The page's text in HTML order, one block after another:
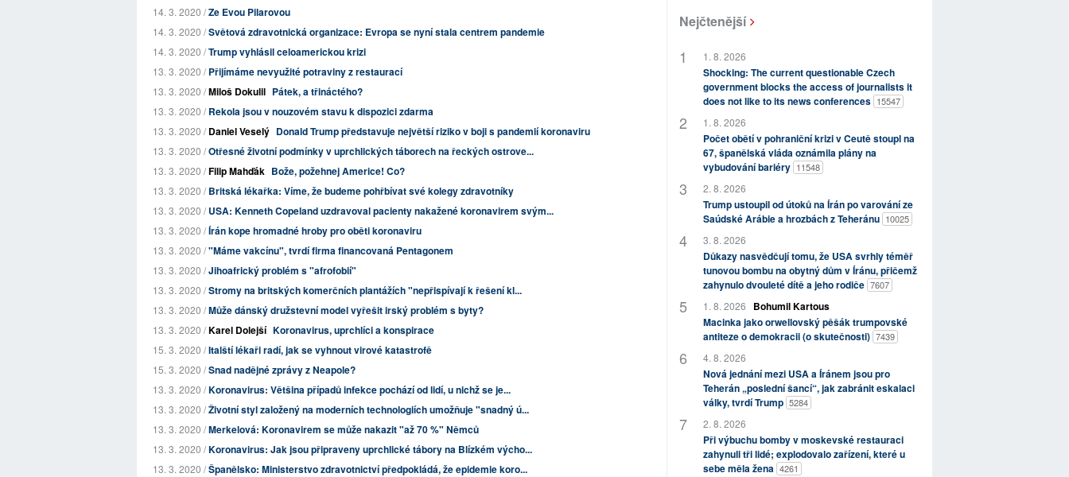
14. 3. 2020 /Ze Evou Pilarovou
14. 3. 2020 /Světová zdravotnická organizace: Evropa se nyní stala centrem pandemie
14. 3. 2020 /Trump vyhlásil celoamerickou krizi
13. 3. 2020 /Přijímáme nevyužité potraviny z restaurací
13. 3. 2020 /Miloš Dokulil Pátek, a třináctého?
13. 3. 2020 /Rekola jsou v nouzovém stavu k dispozici zdarma
13. 3. 2020 /Daniel Veselý Donald Trump představuje největší riziko v boji s pandemií koronaviru
13. 3. 2020 /Otřesné životní podmínky v uprchlických táborech na řeckých ostrove...
13. 3. 2020 /Filip Mahďák Bože, požehnej Americe! Co?
13. 3. 2020 /Britská lékařka: Víme, že budeme pohřbívat své kolegy zdravotníky
13. 3. 2020 /USA: Kenneth Copeland uzdravoval pacienty nakažené koronavirem svým...
13. 3. 2020 /Írán kope hromadné hroby pro oběti koronaviru
13. 3. 2020 /"Máme vakcínu", tvrdí firma financovaná Pentagonem
13. 3. 2020 /Jihoafrický problém s "afrofobií"
13. 3. 2020 /Stromy na britských komerčních plantážích "nepřispívají k řešení kl...
13. 3. 2020 /Může dánský družstevní model vyřešit irský problém s byty?
13. 3. 2020 /Karel Dolejší Koronavirus, uprchlíci a konspirace
15. 3. 2020 /Italští lékaři radí, jak se vyhnout virové katastrofě
15. 3. 2020 /Snad nadějné zprávy z Neapole?
13. 3. 2020 /Koronavirus: Většina případů infekce pochází od lidí, u nichž se je...
13. 3. 2020 /Životní styl založený na moderních technologiích umožňuje "snadný ú...
13. 3. 2020 /Merkelová: Koronavirem se může nakazit "až 70 %" Němců
13. 3. 2020 /Koronavirus: Jak jsou připraveny uprchlické tábory na Blízkém výcho...
13. 3. 2020 /Španělsko: Ministerstvo zdravotnictví předpokládá, že epidemie koro...
Nejčtenější
1. 8. 2026
Shocking: The current questionable Czech
government blocks the access of journalists it
does not like to its news conferences 15547
1. 8. 2026
Počet obětí v pohraniční krizi v Ceutě stoupl na
67, španělská vláda oznámila plány na
vybudování bariéry 11548
2. 8. 2026
Trump ustoupil od útoků na Írán po varování ze
Saúdské Arábie a hrozbách z Teheránu 10025
3. 8. 2026
Důkazy nasvědčují tomu, že USA svrhly téměř
tunovou bombu na obytný dům v Íránu, přičemž
zahynulo dvouleté dítě a jeho rodiče 7607
1. 8. 2026
Bohumil Kartous
Macinka jako orwellovský pěšák trumpovské
antiteze o demokracii (o skutečnosti) 7439
4. 8. 2026
Nová jednání mezi USA a Íránem jsou pro
Teherán „poslední šancí“, jak zabránit eskalaci
války, tvrdí Trump 5284
2. 8. 2026
Při výbuchu bomby v moskevské restauraci
zahynuli tři lidé; explodovalo zařízení, které u
sebe měla žena 4261